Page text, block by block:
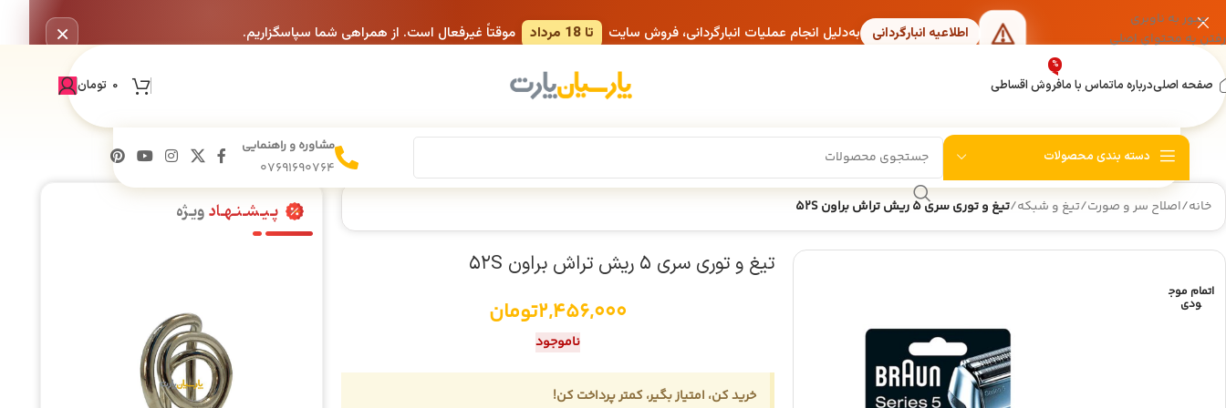
عبور به ناوبری
رفتن به محتوای اصلی
اطلاعیه انبارگردانی به‌دلیل انجام عملیات انبارگردانی، فروش سایت تا 18 مرداد موقتاً غیرفعال است. از همراهی شما سپاسگزاریم. ×
صفحه اصلیدرباره ماتماس با مافروش اقساطی
%
0 تومان
دسته بندی محصولات
مشاوره و راهنمایی
07691690764
خانه/اصلاح سر و صورت/تیغ و شبکه/تیغ و توری سری ۵ ریش تراش براون ۵۲S
اتمام موج
ودی
تیغ و توری سری ۵ ریش تراش براون ۵۲S
2,456,000تومان
ناموجود
خرید کن، امتیاز بگیر، کمتر پرداخت کن!
پـیـشـنـهـادویـژه